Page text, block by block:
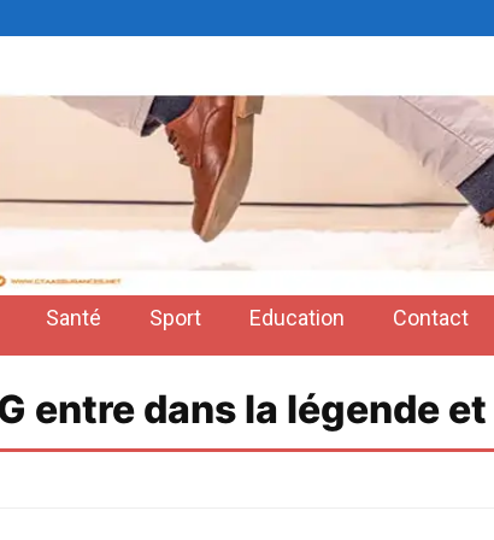
Santé Sport Education Contact
entre dans la légende